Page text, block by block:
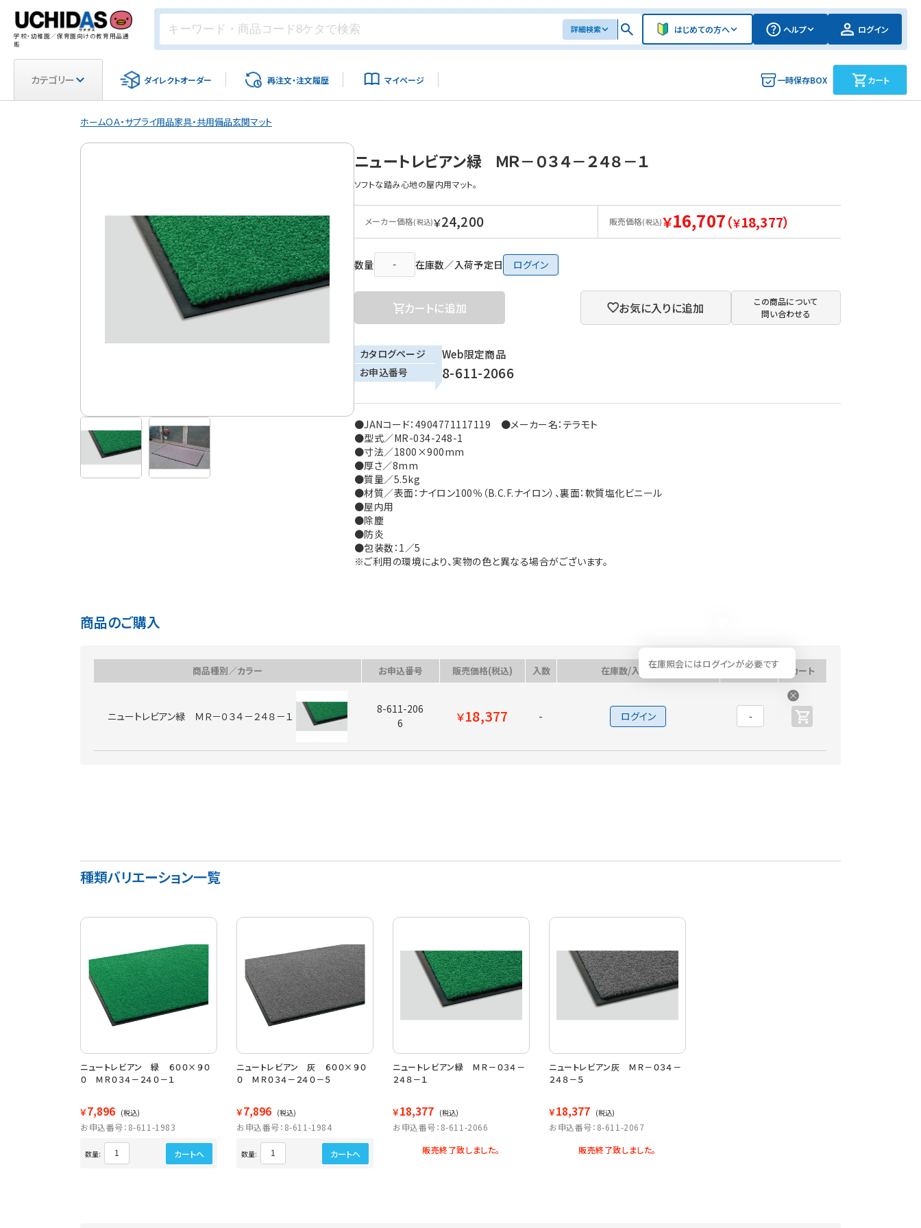
学校・幼稚園／保育園向けの教育用品通
販
詳細検索 はじめての方へ ヘルプ ログイン
カテゴリー ダイレクトオーダー 再注文・注文履歴 マイページ 一時保存BOX カート
ホームＯＡ・サプライ用品家具・共用備品玄関マット
ニュートレビアン緑 ＭＲ－０３４－２４８－１
ソフトな踏み心地の屋内用マット。
メーカー価格(税込)￥24,200 販売価格(税込)￥16,707（￥18,377）
数量 在庫数／入荷予定日 ログイン
カートに追加 お気に入りに追加
この商品について
問い合わせる
カタログページ Web限定商品
お申込番号 8-611-2066
●JANコード：4904771117119 ●メーカー名：テラモト
●型式／MR-034-248-1
●寸法／1800×900mm
●厚さ／8mm
●質量／5.5kg
●材質／表面：ナイロン100％（B.C.F.ナイロン）、裏面：軟質塩化ビニール
●屋内用
●除塵
●防炎
●包装数：1／5
※ご利用の環境により、実物の色と異なる場合がございます。
商品のご購入
商品種別／カラー お申込番号 販売価格(税込) 入数 在庫数/入荷予定日
在庫照会にはログインが必要です
数量 カート
ニュートレビアン緑 ＭＲ－０３４－２４８－１
8-611-206
6
￥18,377 - ログイン
種類バリエーション一覧
ニュートレビアン 緑 ６００×９０
０ ＭＲ０３４－２４０－１
￥7,896 (税込)
お申込番号：8-611-1983
数量: カートへ
ニュートレビアン 灰 ６００×９０
０ ＭＲ０３４－２４０－５
￥7,896 (税込)
お申込番号：8-611-1984
数量: カートへ
ニュートレビアン緑 ＭＲ－０３４－
２４８－１
￥18,377 (税込)
お申込番号：8-611-2066
販売終了致しました。
ニュートレビアン灰 ＭＲ－０３４－
２４８－５
￥18,377 (税込)
お申込番号：8-611-2067
販売終了致しました。